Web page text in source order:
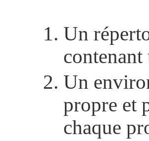
Un
Un
propre et
chaque